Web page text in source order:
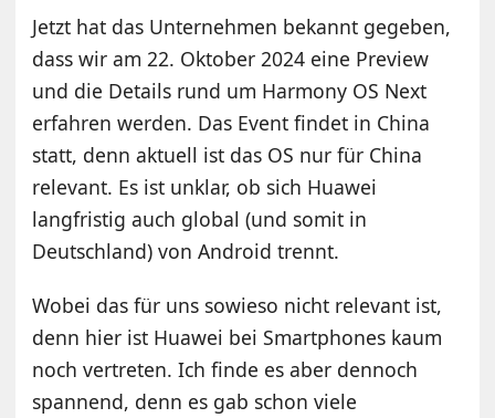
Jetzt hat das Unternehmen bekannt gegeben,
dass wir am 22. Oktober 2024 eine Preview
und die Details rund um Harmony OS Next
erfahren werden. Das Event findet in China
statt, denn aktuell ist das OS nur für China
relevant. Es ist unklar, ob sich Huawei
langfristig auch global (und somit in
Deutschland) von Android trennt.
Wobei das für uns sowieso nicht relevant ist,
denn hier ist Huawei bei Smartphones kaum
noch vertreten. Ich finde es aber dennoch
spannend, denn es gab schon viele